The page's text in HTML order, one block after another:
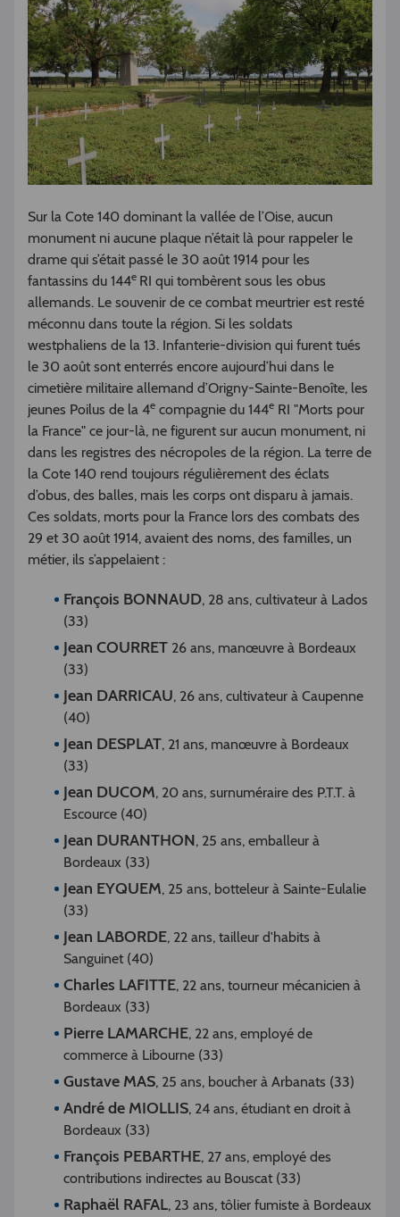
Sur la Cote 140 dominant la vallée de l’Oise, aucun
monument ni aucune plaque n’était là pour rappeler le
drame qui s’était passé le 30 août 1914 pour les
fantassins du 144e RI qui tombèrent sous les obus
allemands. Le souvenir de ce combat meurtrier est resté
méconnu dans toute la région. Si les soldats
westphaliens de la 13. Infanterie-division qui furent tués
le 30 août sont enterrés encore aujourd’hui dans le
cimetière militaire allemand d’Origny-Sainte-Benoîte, les
jeunes Poilus de la 4e compagnie du 144e RI "Morts pour
la France" ce jour-là, ne figurent sur aucun monument, ni
dans les registres des nécropoles de la région. La terre de
la Cote 140 rend toujours régulièrement des éclats
d’obus, des balles, mais les corps ont disparu à jamais.
Ces soldats, morts pour la France lors des combats des
29 et 30 août 1914, avaient des noms, des familles, un
métier, ils s’appelaient :
François BONNAUD, 28 ans, cultivateur à Lados
(33)
Jean COURRET 26 ans, manœuvre à Bordeaux
(33)
Jean DARRICAU, 26 ans, cultivateur à Caupenne
(40)
Jean DESPLAT, 21 ans, manœuvre à Bordeaux
(33)
Jean DUCOM, 20 ans, surnuméraire des P.T.T. à
Escource (40)
Jean DURANTHON, 25 ans, emballeur à
Bordeaux (33)
Jean EYQUEM, 25 ans, botteleur à Sainte-Eulalie
(33)
Jean LABORDE, 22 ans, tailleur d'habits à
Sanguinet (40)
Charles LAFITTE, 22 ans, tourneur mécanicien à
Bordeaux (33)
Pierre LAMARCHE, 22 ans, employé de
commerce à Libourne (33)
Gustave MAS, 25 ans, boucher à Arbanats (33)
André de MIOLLIS, 24 ans, étudiant en droit à
Bordeaux (33)
François PEBARTHE, 27 ans, employé des
contributions indirectes au Bouscat (33)
Raphaël RAFAL, 23 ans, tôlier fumiste à Bordeaux